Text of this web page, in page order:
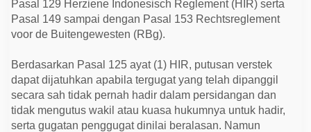
Pasal 129 Herziene Indonesisch Reglement (HIR) serta
Pasal 149 sampai dengan Pasal 153 Rechtsreglement
voor de Buitengewesten (RBg).
Berdasarkan Pasal 125 ayat (1) HIR, putusan verstek
dapat dijatuhkan apabila tergugat yang telah dipanggil
secara sah tidak pernah hadir dalam persidangan dan
tidak mengutus wakil atau kuasa hukumnya untuk hadir,
serta gugatan penggugat dinilai beralasan. Namun